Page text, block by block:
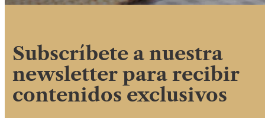
Subscríbete a nuestra
newsletter para recibir
contenidos exclusivos